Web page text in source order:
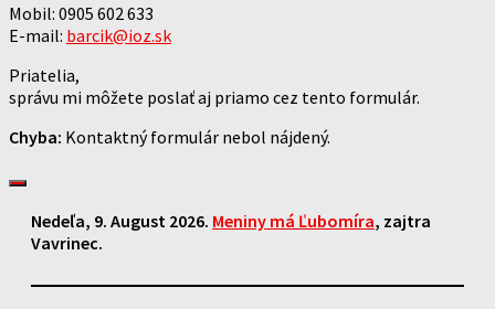
Mobil: 0905 602 633
E-mail: barcik@ioz.sk
Priatelia,
správu mi môžete poslať aj priamo cez tento formulár.
Chyba: Kontaktný formulár nebol nájdený.
Nedeľa, 9. August 2026. Meniny má Ľubomíra, zajtra
Vavrinec.